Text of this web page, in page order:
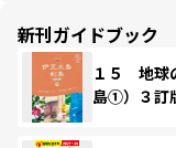
新刊ガイドブック
１５ 地球
島①）３訂